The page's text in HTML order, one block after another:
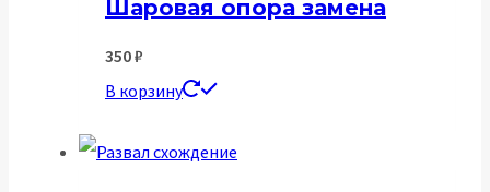
Шаровая опора замена
350₽
В корзину